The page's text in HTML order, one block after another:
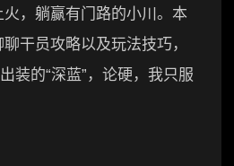
，躺赢有门路的小川。本
干员攻略以及玩法技巧，
装的“深蓝”，论硬，我只服